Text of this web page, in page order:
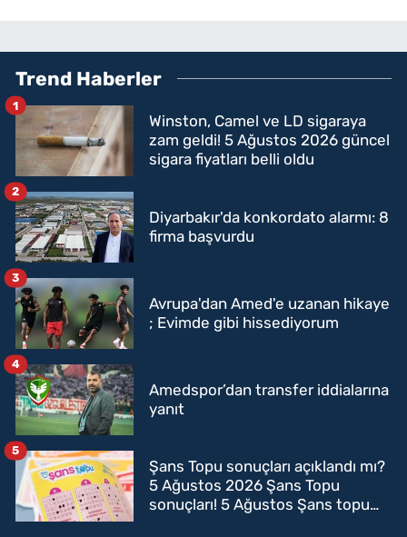
Trend Haberler
Winston, Camel ve LD sigaraya
zam geldi! 5 Ağustos 2026 güncel
sigara fiyatları belli oldu
1
Diyarbakır'da konkordato alarmı: 8
firma başvurdu
2
Avrupa'dan Amed'e uzanan hikaye
; Evimde gibi hissediyorum
3
Amedspor’dan transfer iddialarına
yanıt
4
Şans Topu sonuçları açıklandı mı?
5 Ağustos 2026 Şans Topu
sonuçları! 5 Ağustos Şans topu
5